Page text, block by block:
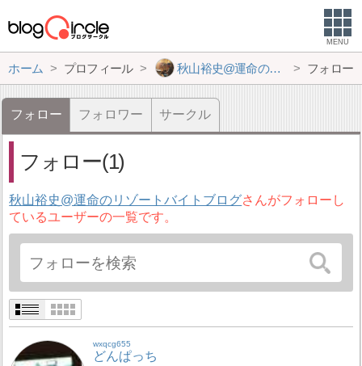
MENU
ホーム プロフィール 秋山裕史@運命のリゾートバイトブログ フォロー
フォロー フォロワー サークル
フォロー(1)
秋山裕史@運命のリゾートバイトブログさんがフォローし
ているユーザーの一覧です。
wxqcg655
どんぱっち